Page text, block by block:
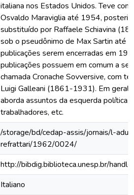
italiana nos Estados Unidos. Teve
Osvaldo Maraviglia até 1954,
substituído por Raffaele Schiavina
sob o pseudônimo de Max Sartin até
publicações serem encerradas em
publicações possuem em comum a
chamada Cronache Sovversive, com
Luigi Galleani (1861-1931). Em geral,
aborda assuntos da esquerda política,
trabalhadores, etc.
/storage/bd/cedap-assis/jornais/l-
refrattari/1962/0024/
http://bibdig.biblioteca.unesp.br/
Italiano